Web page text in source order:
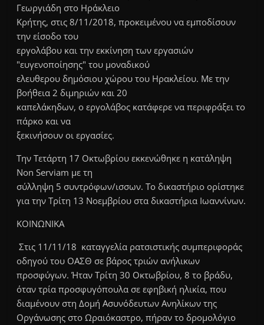
Γεωργιάδη στο Ηράκλειο
Κρήτης, στις 8/11/2018, προκειμένου να εμποδίσουν
την είσοδο του
εργολάβου και την εκκίνηση των εργασιών
"ευγενοποίησης" του μοναδικού
ελευθερου δημόσιου χώρου του Ηρακλείου. Με την
βοήθεια 2 διμηριών και 20
καπελάκηδων, ο εργολάβος κατάφερε να περιφράξει το
πάρκο και να
ξεκινήσουν οι εργασίες.
Την Τετάρτη 17 Οκτωβρίου εκκενώθηκε η κατάληψη
Non Serviam με τη
σύλληψη 5 συντρόφων/ισσων. Το δικαστήριο ορίστηκε
για την Τρίτη 13 Νοεμβρίου στα δικαστήρια Ιωαννίνων.
ΚΟΙΝΩΝΙΚΑ
Στις 11/11/18 καταγγελία ρατσιστικής συμπεριφοράς
οδηγού του ΟΑΣΘ σε βάρος τριών ανήλικων
προσφύγων. Ήταν Τρίτη 30 Οκτωβρίου, 8 το βράδυ,
όταν τρία προσφυγόπουλα σε εφηβική ηλικία, που
διαμένουν στη Δομή Ασυνόδευτων Ανηλίκων της
Οργάνωσης στο Ωραιόκαστρο, πήραν το δρομολόγιο